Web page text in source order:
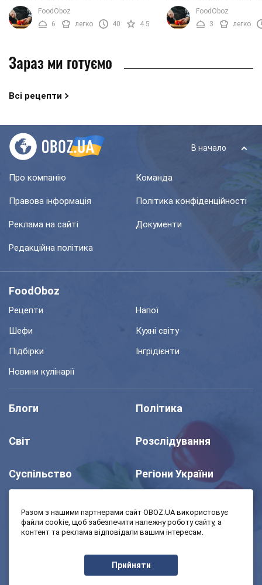
заливної риби. В основі страви в нас
тунець. Це ніжна та м’яка на смак
риба, тому ...
FoodOboz
6
легко 40 4.5
Сьогодні ми готуємо
духовці. Основним
страви буде ...
FoodOboz
3
легко
Зараз ми готуємо
Всі рецепти
В начало
Про компанію Команда
Правова інформація Політика конфіденційності
Реклама на сайті Документи
Редакційна політика
FoodOboz
Рецепти
Напої
Шефи
Кухні світу
Підбірки
Інгрідієнти
Новини кулінарії
Блоги Політика
Світ Розслідування
Суспільство Регіони України
Моя школа Авто
Економіка
Разом з нашими партнерами сайт OBOZ.UA використовує
файли cookie, щоб забезпечити належну роботу сайту, а
контент та реклама відповідали вашим інтересам.
Прийняти